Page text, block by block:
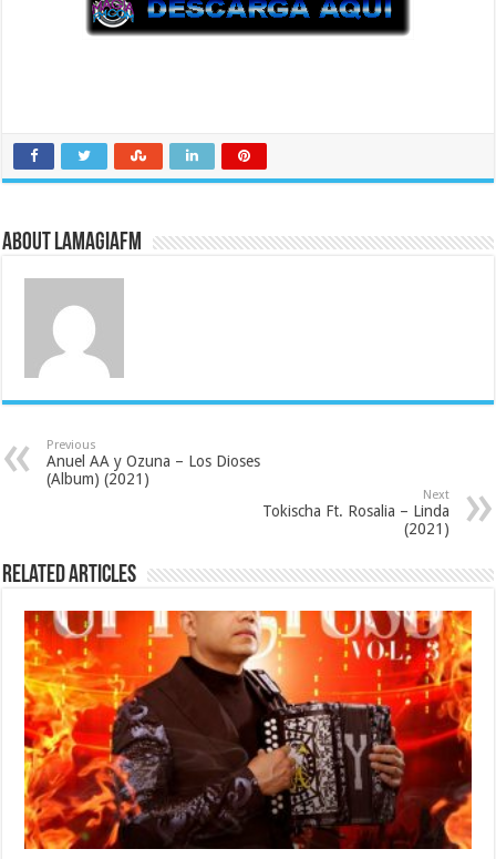
About LaMagiaFM
Previous
Anuel AA y Ozuna – Los Dioses
(Album) (2021)
Next
Tokischa Ft. Rosalia – Linda
(2021)
Related Articles